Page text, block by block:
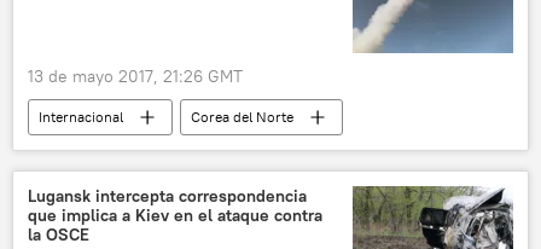
13 de mayo 2017, 21:26 GMT
Internacional
Corea del Norte
misiles balísticos
lanzamiento
🌏 Asia
noticias
Lugansk intercepta correspondencia
que implica a Kiev en el ataque contra
la OSCE